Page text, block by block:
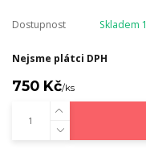
Dostupnost Skladem
Nejsme plátci DPH
750 Kč/ks